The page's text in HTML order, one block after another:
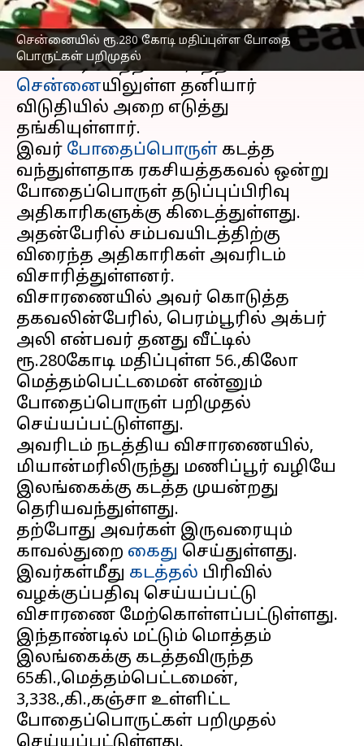
சென்னையில் ரூ.280 கோடி மதிப்புள்ள போதை
பொருட்கள் பறிமுதல்
செய்தி முன்னோட்டம்
இலங்கை யை சேர்ந்த உதயகுமார்
என்பவர் கடந்த 10ம்.,தேதி
சென்னையிலுள்ள தனியார்
விடுதியில் அறை எடுத்து
தங்கியுள்ளார்.
இவர் போதைப்பொருள் கடத்த
வந்துள்ளதாக ரகசியத்தகவல் ஒன்று
போதைப்பொருள் தடுப்புப்பிரிவு
அதிகாரிகளுக்கு கிடைத்துள்ளது.
அதன்பேரில் சம்பவயிடத்திற்கு
விரைந்த அதிகாரிகள் அவரிடம்
விசாரித்துள்ளனர்.
விசாரணையில் அவர் கொடுத்த
தகவலின்பேரில், பெரம்பூரில் அக்பர்
அலி என்பவர் தனது வீட்டில்
ரூ.280கோடி மதிப்புள்ள 56.,கிலோ
மெத்தம்பெட்டமைன் என்னும்
போதைப்பொருள் பறிமுதல்
செய்யப்பட்டுள்ளது.
அவரிடம் நடத்திய விசாரணையில்,
மியான்மரிலிருந்து மணிப்பூர் வழியே
இலங்கைக்கு கடத்த முயன்றது
தெரியவந்துள்ளது.
தற்போது அவர்கள் இருவரையும்
காவல்துறை கைது செய்துள்ளது.
இவர்கள்மீது கடத்தல் பிரிவில்
வழக்குப்பதிவு செய்யப்பட்டு
விசாரணை மேற்கொள்ளப்பட்டுள்ளது.
இந்தாண்டில் மட்டும் மொத்தம்
இலங்கைக்கு கடத்தவிருந்த
65கி.,மெத்தம்பெட்டமைன்,
3,338.,கி.,கஞ்சா உள்ளிட்ட
போதைப்பொருட்கள் பறிமுதல்